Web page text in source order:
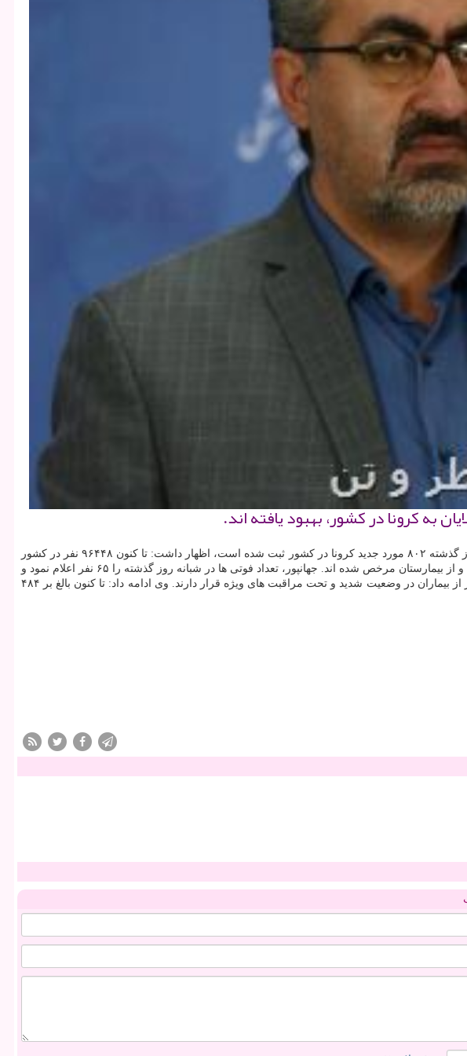
و تن به نقل از مهر، کیانوش جهانپور، پس از ظهر شنبه در ارتباط ویدئو کنفرانس، با بیان اینکه ظرف شبانه روز گذشته ۸۰۲ مورد جدید کرونا در کشور ثبت شده است، اظهار داشت: تا کنون ۹۶۴۴۸ نفر در کشور
به این بیماری مبتلا شده اند. وی با اشاره به آمار بهبودیافتگان، اضافه کرد: تا کنون ۷۷۳۵۰ نفر از افراد مبتلا به کرونا، بهبود یافته و از بیمارستان مرخص شده اند. جهانپور، تعداد فوتی ها در شبانه روز گذشته را ۶۵ نفر اعلام نمود و
، ۲۷۸۷ نفر از بیماران در وضعیت شدید و تحت مراقبت های ویژه قرار دارند. وی ادامه داد: تا کنون بالغ بر ۴۸۴